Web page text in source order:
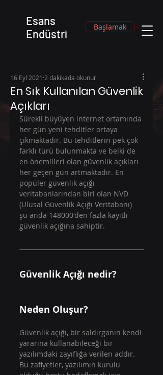
Esans
Endüstri
Başlamak
En Sık Kullanılan Güvenlik
Açıkları
16 Eyl 2021 2 dakikada okunur
Sürekli büyüyen internet ortamında
her gün yeni tehditler ortaya
çıkmaktadır. Bu tehditlerin pek çok
farklı türü bulunmakta ve belki de
en önemlileri olan güvenlik açıkları
her geçen gün artmaktadır. En
popüler güvenlik açığı
veritabanlarından biri olan NVD
(Ulusal Güvenlik Açığı Veritabanı)
şu anda 148000'den fazla kayıtlı
güvenlik açığına sahiptir.
Güvenlik Açığı nedir?
Neden Oluşur?
Güvenlik açığı, bir saldırganın kendi
yararına kullanabileceği bir
yazılımdaki zayıflığa verilen addır.
Bu zafiyetler, yazılımın kurulu